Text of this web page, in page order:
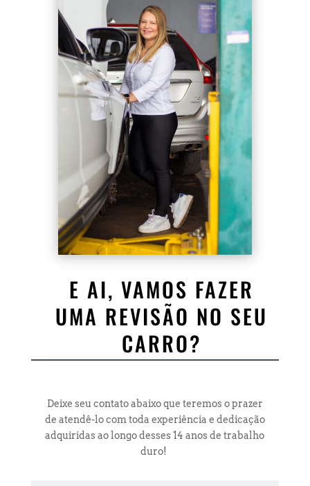
E AI, VAMOS FAZER
UMA REVISÃO NO SEU
CARRO?
Deixe seu contato abaixo que teremos o prazer
de atendê-lo com toda experiência e dedicação
adquiridas ao longo desses 14 anos de trabalho
duro!